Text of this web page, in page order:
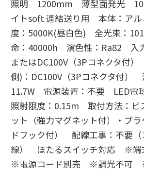
照明 1200mm 薄型面発光
イトsoft 連結送り用 本体：ア
度：5000K(昼白色) 全光束：
命：40000h 演色性：Ra82 入
またはDC100V（3Pコネクタ付
側)：DC100V（3Pコネクタ付）
11.7W 電源装置：不要 LED電
照射限度：0.15m 取付方法：ビ
ット（強力マグネット付）・ブ
ドフック付） 配線工事：不要（
線） ほたるスイッチ対応 ※端
※電源コード別売 ※調光不可